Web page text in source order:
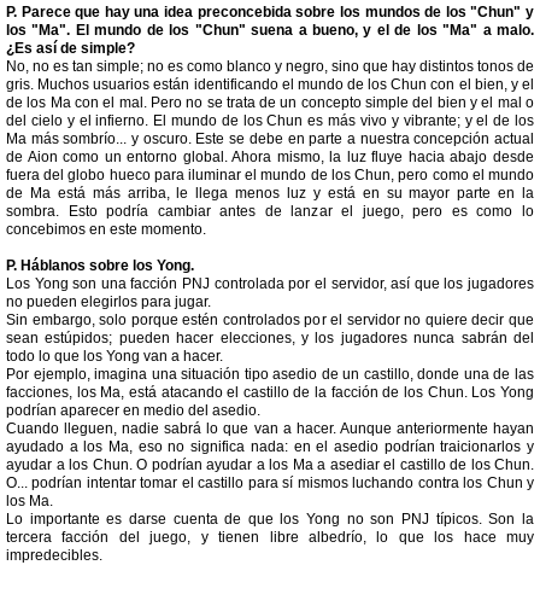
P. Parece que hay una idea preconcebida sobre los mundos de los "Chun" y
los "Ma". El mundo de los "Chun" suena a bueno, y el de los "Ma" a malo.
¿Es así de simple?
No, no es tan simple; no es como blanco y negro, sino que hay distintos tonos de
gris. Muchos usuarios están identificando el mundo de los Chun con el bien, y el
de los Ma con el mal. Pero no se trata de un concepto simple del bien y el mal o
del cielo y el infierno. El mundo de los Chun es más vivo y vibrante; y el de los
Ma más sombrío... y oscuro. Este se debe en parte a nuestra concepción actual
de Aion como un entorno global. Ahora mismo, la luz fluye hacia abajo desde
fuera del globo hueco para iluminar el mundo de los Chun, pero como el mundo
de Ma está más arriba, le llega menos luz y está en su mayor parte en la
sombra. Esto podría cambiar antes de lanzar el juego, pero es como lo
concebimos en este momento.
P. Háblanos sobre los Yong.
Los Yong son una facción PNJ controlada por el servidor, así que los jugadores
no pueden elegirlos para jugar.
Sin embargo, solo porque estén controlados por el servidor no quiere decir que
sean estúpidos; pueden hacer elecciones, y los jugadores nunca sabrán del
todo lo que los Yong van a hacer.
Por ejemplo, imagina una situación tipo asedio de un castillo, donde una de las
facciones, los Ma, está atacando el castillo de la facción de los Chun. Los Yong
podrían aparecer en medio del asedio.
Cuando lleguen, nadie sabrá lo que van a hacer. Aunque anteriormente hayan
ayudado a los Ma, eso no significa nada: en el asedio podrían traicionarlos y
ayudar a los Chun. O podrían ayudar a los Ma a asediar el castillo de los Chun.
O... podrían intentar tomar el castillo para sí mismos luchando contra los Chun y
los Ma.
Lo importante es darse cuenta de que los Yong no son PNJ típicos. Son la
tercera facción del juego, y tienen libre albedrío, lo que los hace muy
impredecibles.